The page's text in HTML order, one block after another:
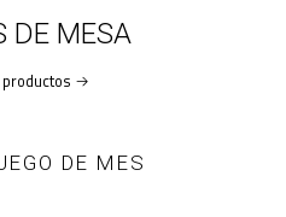
DE MESA
DE MES